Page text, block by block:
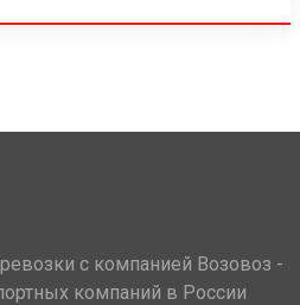
с компанией Возовоз -
компаний в России